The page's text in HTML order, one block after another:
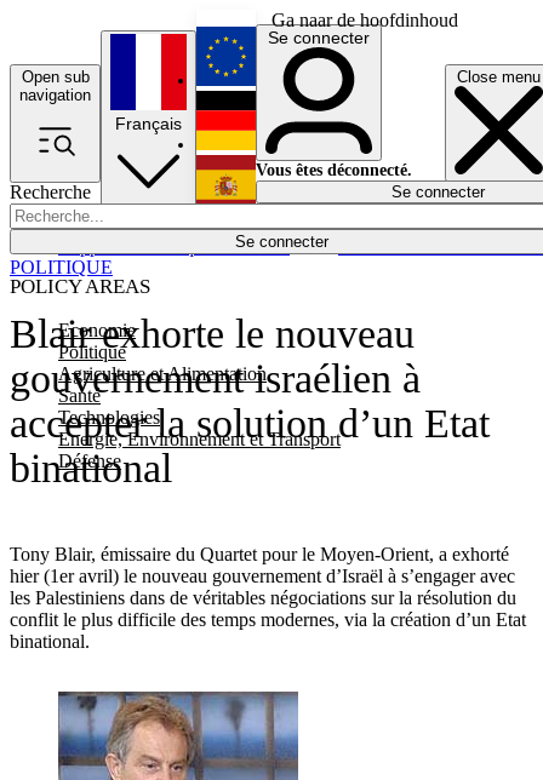
Ga naar de hoofdinhoud
Open sub
navigation
Close menu
Recherche
Se connecter
POLICY AREAS
Economie
Politique
Agriculture et Alimentation
Santé
Technologies
Energie, Environnement et Transport
Défense
Économie
Français
English
Deutsch
Español
Se connecter
Vous êtes déconnecté.
Se connecter
Blair exhorte le nouveau
gouvernement israélien à
accepter la solution d’un Etat
binational
Tony Blair, émissaire du Quartet pour le Moyen-Orient, a exhorté
hier (1er avril) le nouveau gouvernement d’Israël à s’engager avec
les Palestiniens dans de véritables négociations sur la résolution du
conflit le plus difficile des temps modernes, via la création d’un Etat
binational.
POLITIQUE